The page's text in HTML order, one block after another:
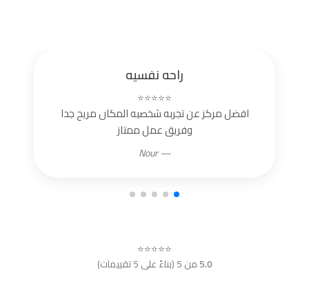
راحه نفسيه
⭐⭐⭐⭐⭐
افضل مركز عن تجربه شخصيه المكان مريح جدا
وفريق عمل ممتاز
— Nour
⭐⭐⭐⭐⭐
5.0من 5 (بناءً على 5 تقييمات)